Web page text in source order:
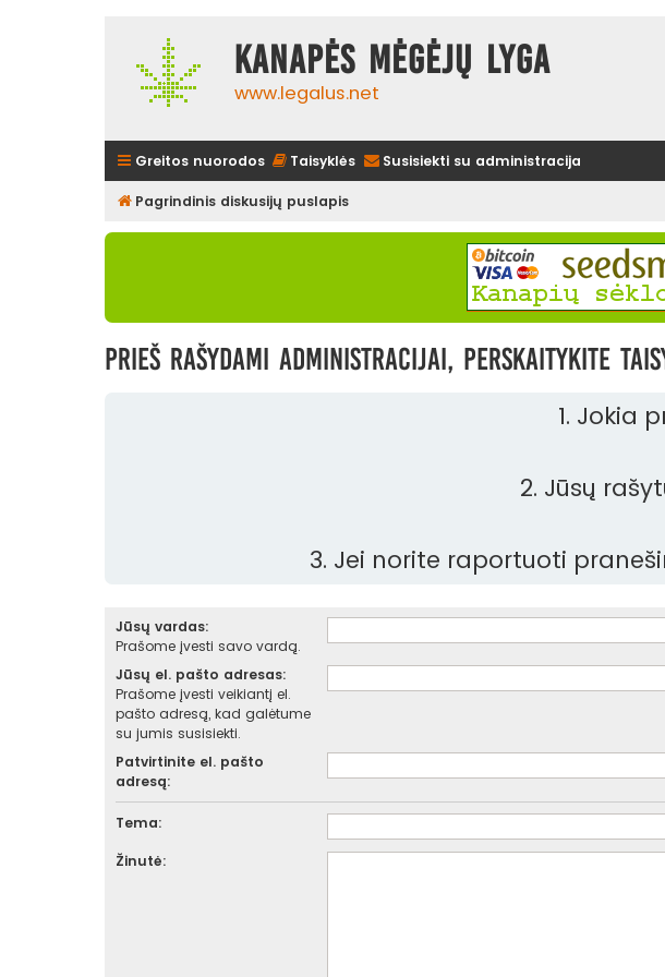
Kanapės mėgėjų lyga
www.legalus.net
Greitos nuorodos Taisyklės Susisiekti su administracija
Pagrindinis diskusijų puslapis
Prieš rašydami administracijai, perskaitykite
1. Jokia
2. Jūsų
3. Jei norite raportuoti
Jūsų vardas:
Prašome įvesti savo vardą.
Jūsų el. pašto adresas:
Prašome įvesti veikiantį el.
pašto adresą, kad galėtume
su jumis susisiekti.
Patvirtinite el. pašto
adresą:
Tema:
Žinutė: